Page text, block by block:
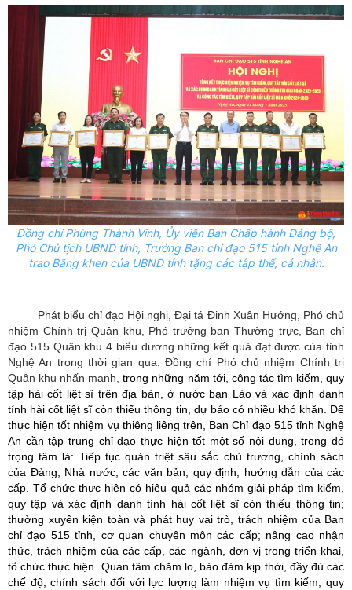
Đồng chí Phùng Thành Vinh, Ủyviên Ban Chấp hành Đảng bộ,
Phó Chủ tịch UBND tỉnh, Trưởng Ban chỉ đạo 515 tỉnh Nghệ An
trao Bằng khen của UBND tỉnh tặng các tập thể, cá nhân.
Phát biểu chỉ đạo Hội nghị, Đại tá Đinh Xuân Hướng, Phó chủ
nhiệm Chính trị Quân khu, Phó trưởng ban Thường trực, Ban chỉ
đạo 515 Quân khu 4 biểu dương những kết quả đạt được của tỉnh
Nghệ An trong thời gian qua. Đồng chí Phó chủ nhiệm Chính trị
Quân khu nhấn mạnh,trong những năm tới, công tác tìm kiếm, quy
tập hài cốt liệt sĩ trên địa bàn, ở nước bạn Lào và xác định danh
tính hài cốt liệt sĩ còn thiếu thông tin, dự báo có nhiều khó khăn. Để
thực hiện tốt nhiệm vụ thiêng liêng trên, Ban Chỉ đạo 515 tỉnh Nghệ
An cần tập trung chỉ đạo thực hiện tốt một số nội dung, trong đó
trọng tâm là: Tiếp tục quán triệt sâu sắc chủ trương, chính sách
của Đảng, Nhà nước, các văn bản, quy định, hướng dẫn của các
cấp. Tổ chức thực hiện có hiệu quả các nhóm giải pháp tìm kiếm,
quy tập và xác định danh tính hài cốt liệt sĩ còn thiếu thông tin;
thường xuyên kiện toàn và phát huy vai trò, trách nhiệm của Ban
chỉ đạo 515 tỉnh, cơ quan chuyên môn các cấp; nâng cao nhận
thức, trách nhiệm của các cấp, các ngành, đơn vị trong triển khai,
tổ chức thực hiện. Quan tâm chăm lo, bảo đảm kịp thời, đầy đủ các
chế độ, chính sách đối với lực lượng làm nhiệm vụ tìm kiếm, quy